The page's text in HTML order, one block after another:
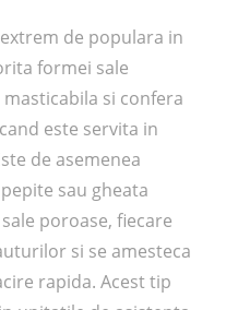
de populara in
formei sale
si confera
este servita in
de asemenea
sau gheata
poroase, fiecare
si se amesteca
rapida. Acest tip